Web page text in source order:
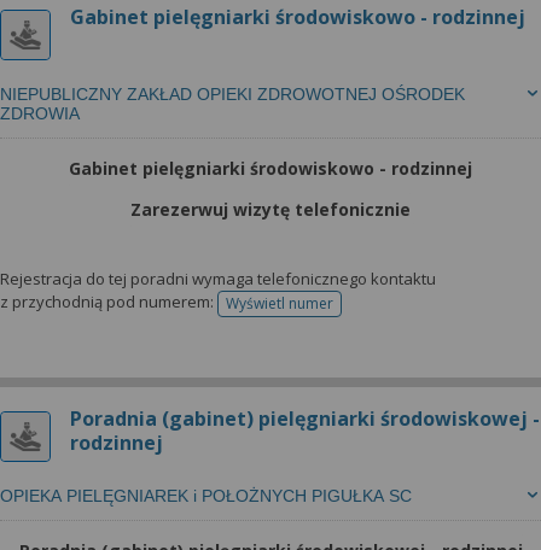
Gabinet pielęgniarki środowiskowo - rodzinnej
NIEPUBLICZNY ZAKŁAD OPIEKI ZDROWOTNEJ OŚRODEK
ZDROWIA
Gabinet pielęgniarki środowiskowo - rodzinnej
Zarezerwuj wizytę telefonicznie
Rejestracja do tej poradni wymaga telefonicznego kontaktu
z przychodnią pod numerem:
Wyświetl numertelefonu do rejestracji
Poradnia (gabinet) pielęgniarki środowiskowej -
rodzinnej
OPIEKA PIELĘGNIAREK i POŁOŻNYCH PIGUŁKA SC